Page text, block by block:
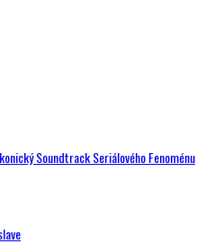
Soundtrack Seriálového Fenoménu